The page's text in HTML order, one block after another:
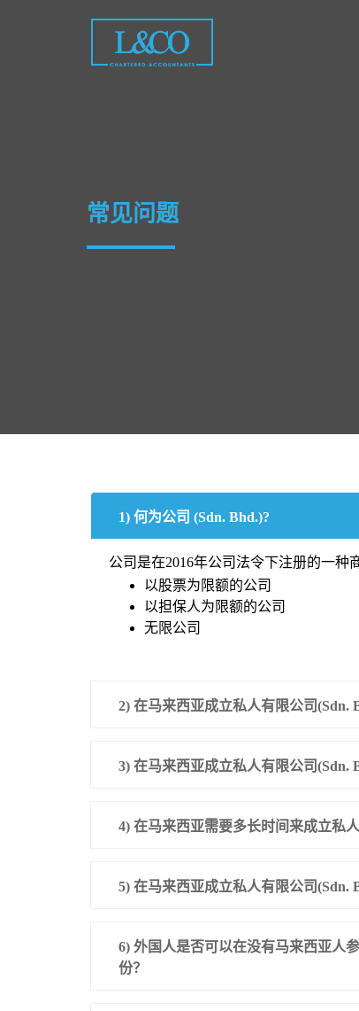
常见问题
1) 何为公司 (Sdn. Bhd.)?
公司是在2016年公司法令下注册的一种
以股票为限额的公司
以担保人为限额的公司
无限公司
2) 在马来西亚成立私人有限公司(Sdn.
3) 在马来西亚成立私人有限公司(Sdn.
4) 在马来西亚需要多长时间来成立私
5) 在马来西亚成立私人有限公司(Sdn.
6) 外国人是否可以在没有马来西亚人
份？